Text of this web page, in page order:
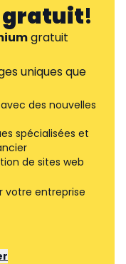
gratuit!
gratuit
uniques que
avec des nouvelles
spécialisées et
de sites web
votre entreprise